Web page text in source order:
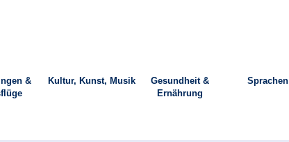
&
Kultur, Kunst, Musik
Gesundheit &
Ernährung
Sprachen